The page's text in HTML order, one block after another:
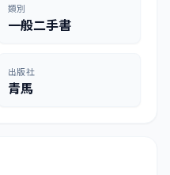
類別
一般二手書
出版社
青馬